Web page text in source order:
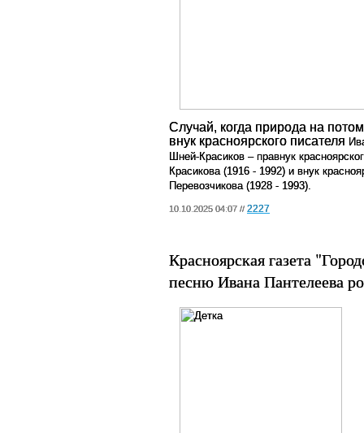
Случай, когда природа на
внук красноярского писателя
Шней-Красиков – правнук
Красикова (1916 - 1992) и внук
Перевозчикова (1928 - 1993).
10.10.2025 04:07 // 2227
Красноярская газета
песню Ивана Пантелеева